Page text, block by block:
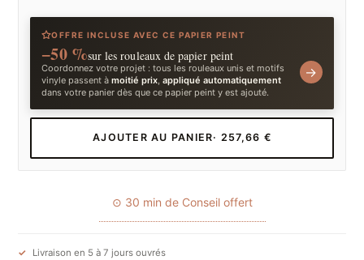
OFFRE INCLUSE AVEC CE PAPIER PEINT
−50 %sur les rouleaux de papier peint
Coordonnez votre projet : tous les rouleaux unis et motifs
vinyle passent àmoitié prix,appliqué automatiquement
dans votre panier dès que ce papier peint y est ajouté.
→
AJOUTER AU PANIER· 257,66 €
⊙ 30 min de Conseil offert
Livraison en 5 à 7 jours ouvrés